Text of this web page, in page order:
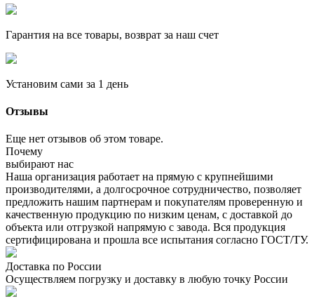
Гарантия на все товары, возврат за наш счет
Установим сами за 1 день
Отзывы
Еще нет отзывов об этом товаре.
Почему
выбирают нас
Наша организация работает на прямую с крупнейшими
производителями, а долгосрочное сотрудничество, позволяет
предложить нашим партнерам и покупателям проверенную и
качественную продукцию по низким ценам, с доставкой до
объекта или отгрузкой напрямую с завода. Вся продукция
сертифицирована и прошла все испытания согласно ГОСТ/ТУ.
Доставка по России
Осуществляем погрузку и доставку в любую точку России